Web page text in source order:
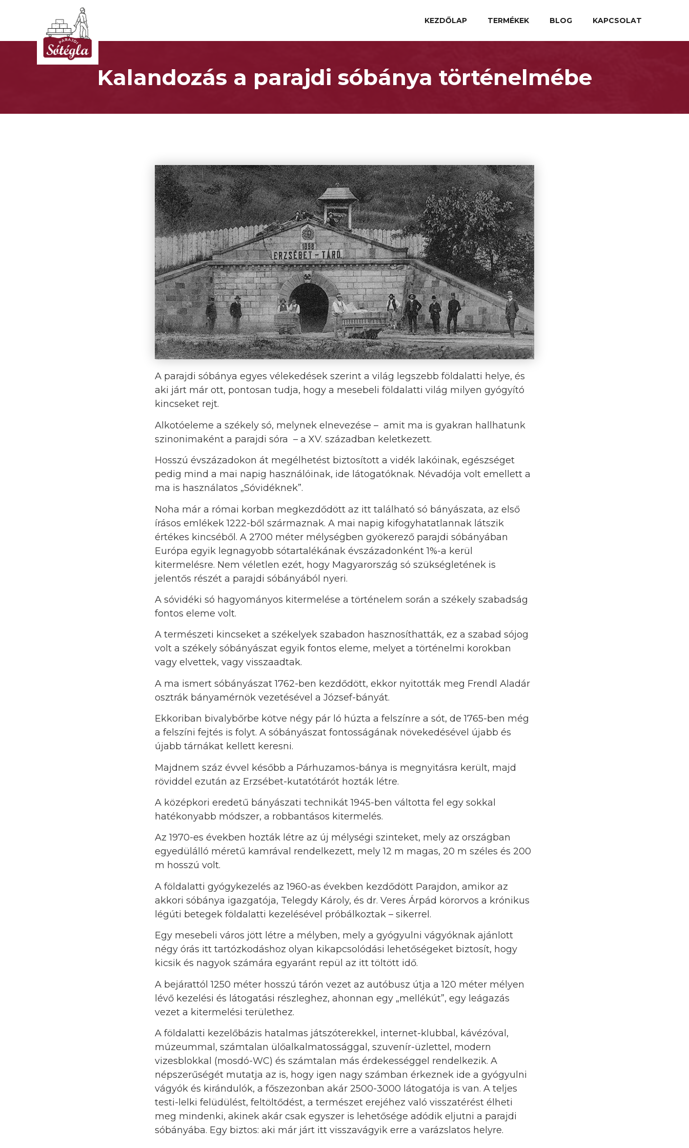
KEZDŐLAP TERMÉKEK BLOG KAPCSOLAT
Kalandozás a parajdi sóbánya történelmébe
A parajdi sóbánya egyes vélekedések szerint a világ legszebb földalatti helye, és
aki járt már ott, pontosan tudja, hogy a mesebeli földalatti világ milyen gyógyító
kincseket rejt.
Alkotóeleme a székely só, melynek elnevezése – amit ma is gyakran hallhatunk
szinonimaként a parajdi sóra – a XV. században keletkezett.
Hosszú évszázadokon át megélhetést biztosított a vidék lakóinak, egészséget
pedig mind a mai napig használóinak, ide látogatóknak. Névadója volt emellett a
ma is használatos „Sóvidéknek”.
Noha már a római korban megkezdődött az itt található só bányászata, az első
írásos emlékek 1222-ből származnak. A mai napig kifogyhatatlannak látszik
értékes kincséből. A 2700 méter mélységben gyökerező parajdi sóbányában
Európa egyik legnagyobb sótartalékának évszázadonként 1%-a kerül
kitermelésre. Nem véletlen ezét, hogy Magyarország só szükségletének is
jelentős részét a parajdi sóbányából nyeri.
A sóvidéki só hagyományos kitermelése a történelem során a székely szabadság
fontos eleme volt.
A természeti kincseket a székelyek szabadon hasznosíthatták, ez a szabad sójog
volt a székely sóbányászat egyik fontos eleme, melyet a történelmi korokban
vagy elvettek, vagy visszaadtak.
A ma ismert sóbányászat 1762-ben kezdődött, ekkor nyitották meg Frendl Aladár
osztrák bányamérnök vezetésével a József-bányát.
Ekkoriban bivalybőrbe kötve négy pár ló húzta a felszínre a sót, de 1765-ben még
a felszíni fejtés is folyt. A sóbányászat fontosságának növekedésével újabb és
újabb tárnákat kellett keresni.
Majdnem száz évvel később a Párhuzamos-bánya is megnyitásra került, majd
röviddel ezután az Erzsébet-kutatótárót hozták létre.
A középkori eredetű bányászati technikát 1945-ben váltotta fel egy sokkal
hatékonyabb módszer, a robbantásos kitermelés.
Az 1970-es években hozták létre az új mélységi szinteket, mely az országban
egyedülálló méretű kamrával rendelkezett, mely 12 m magas, 20 m széles és 200
m hosszú volt.
A földalatti gyógykezelés az 1960-as években kezdődött Parajdon, amikor az
akkori sóbánya igazgatója, Telegdy Károly, és dr. Veres Árpád körorvos a krónikus
légúti betegek földalatti kezelésével próbálkoztak – sikerrel.
Egy mesebeli város jött létre a mélyben, mely a gyógyulni vágyóknak ajánlott
négy órás itt tartózkodáshoz olyan kikapcsolódási lehetőségeket biztosít, hogy
kicsik és nagyok számára egyaránt repül az itt töltött idő.
A bejárattól 1250 méter hosszú tárón vezet az autóbusz útja a 120 méter mélyen
lévő kezelési és látogatási részleghez, ahonnan egy „mellékút”, egy leágazás
vezet a kitermelési területhez.
A földalatti kezelőbázis hatalmas játszóterekkel, internet-klubbal, kávézóval,
múzeummal, számtalan ülőalkalmatossággal, szuvenír-üzlettel, modern
vizesblokkal (mosdó-WC) és számtalan más érdekességgel rendelkezik. A
népszerűségét mutatja az is, hogy igen nagy számban érkeznek ide a gyógyulni
vágyók és kirándulók, a főszezonban akár 2500-3000 látogatója is van. A teljes
testi-lelki felüdülést, feltöltődést, a természet erejéhez való visszatérést élheti
meg mindenki, akinek akár csak egyszer is lehetősége adódik eljutni a parajdi
sóbányába. Egy biztos: aki már járt itt visszavágyik erre a varázslatos helyre.